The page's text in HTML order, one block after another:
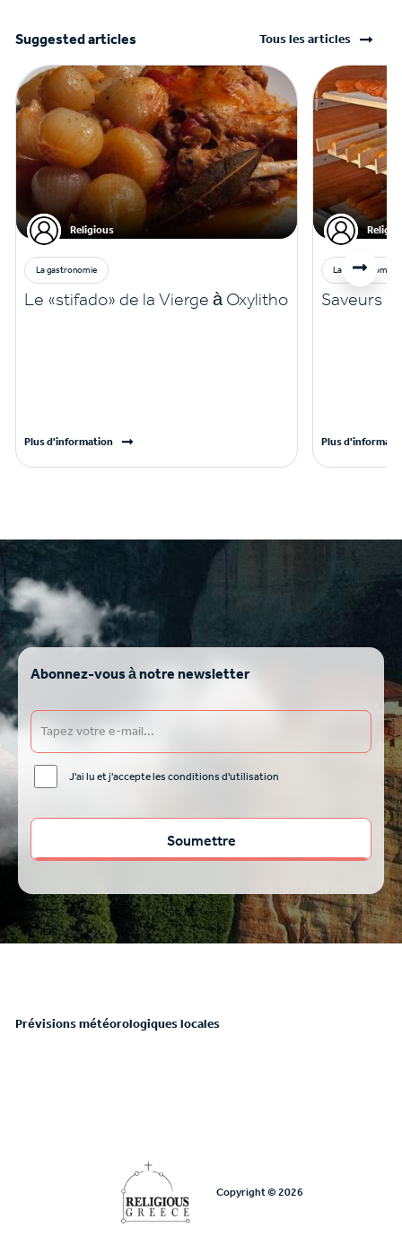
Suggested articles Tous les articles
Religious
La gastronomie
Le «stifado» de la Vierge à Oxylitho
Plus d'information
La gastronomie
Saveurs
Plus
Abonnez-vous à notre newsletter
J'ai lu et j'accepte les conditions d'utilisation
Prévisions météorologiques locales
Copyright © 2026